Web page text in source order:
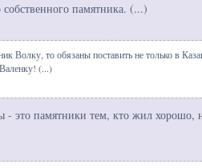
памятника. (...)
Волку, то обязаны поставить не только в
(...)
- это памятники тем, кто жил хорошо,